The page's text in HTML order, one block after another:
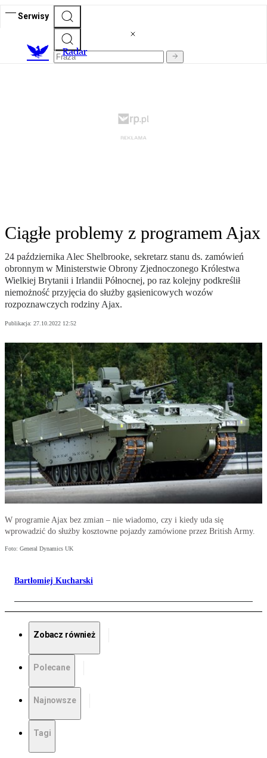
Serwisy
Radar
Ciągłe problemy z programem Ajax
24 października Alec Shelbrooke, sekretarz stanu ds. zamówień
obronnym w Ministerstwie Obrony Zjednoczonego Królestwa
Wielkiej Brytanii i Irlandii Północnej, po raz kolejny podkreślił
niemożność przyjęcia do służby gąsienicowych wozów
rozpoznawczych rodziny Ajax.
Publikacja: 27.10.2022 12:52
W programie Ajax bez zmian ‒ nie wiadomo, czy i kiedy uda się
wprowadzić do służby kosztowne pojazdy zamówione przez British Army.
Foto: General Dynamics UK
Bartłomiej Kucharski
Zobacz również
Polecane
Najnowsze
Tagi